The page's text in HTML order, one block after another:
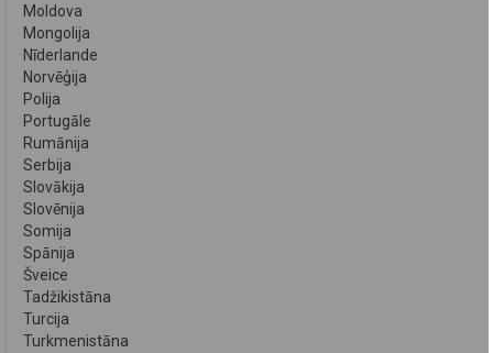
Moldova
Mongolija
Nīderlande
Norvēģija
Polija
Portugāle
Rumānija
Serbija
Slovākija
Slovēnija
Somija
Spānija
Šveice
Tadžikistāna
Turcija
Turkmenistāna